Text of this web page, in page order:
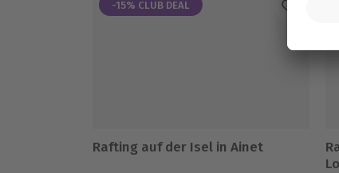
-15% CLUB DEAL
Rafting auf der Isel in Ainet